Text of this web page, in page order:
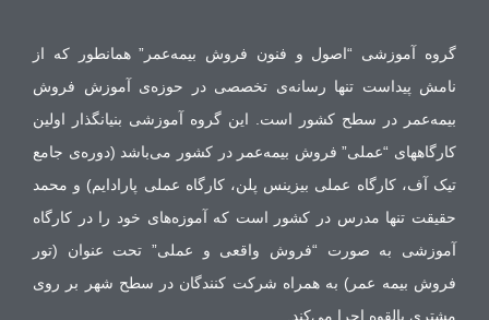
گروه آموزشی “اصول و فنون فروش بیمه‌عمر” همانطور که از
نامش پیداست تنها رسانه‌ی تخصصی در حوزه‌‌ی آموزش فروش
بیمه‌عمر در سطح کشور است. این گروه آموزشی بنیانگذار اولین
کارگاههای “عملی” فروش بیمه‌عمر در کشور می‌باشد (دوره‌ی جامع
تیک آف، کارگاه عملی بیزینس پلن، کارگاه عملی پارادایم) و محمد
حقیقت تنها مدرس در کشور است که آموزه‌های خود را در کارگاه
آموزشی به صورت “فروش واقعی و عملی” تحت عنوان (تور
فروش بیمه عمر) به همراه شرکت کنندگان در سطح شهر بر روی
مشتری بالقوه اجرا می‌کند.